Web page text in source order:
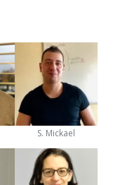
S. Mickael